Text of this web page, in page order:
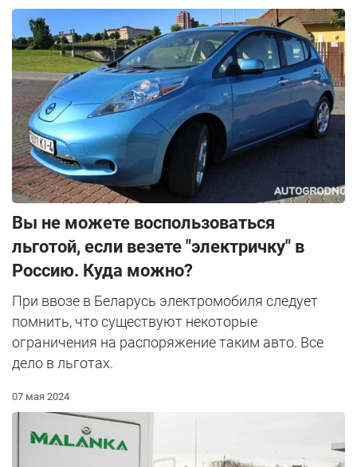
Вы не можете воспользоваться
льготой, если везете "электричку" в
Россию. Куда можно?
При ввозе в Беларусь электромобиля следует
помнить, что существуют некоторые
ограничения на распоряжение таким авто. Все
дело в льготах.
07 мая 2024